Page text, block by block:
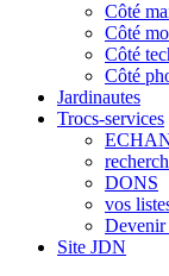
Côté
Côté
Côté
Côté
Jardinautes
Trocs-services
DONS
vos
Devenir
Site JDN